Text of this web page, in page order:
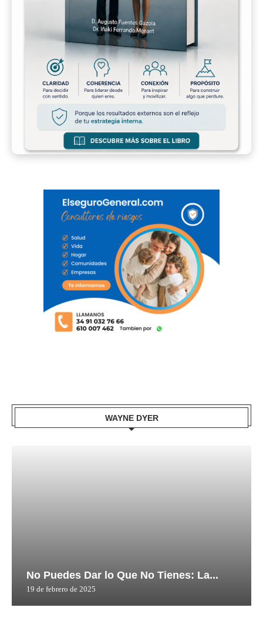
WAYNE DYER
No Puedes Dar lo Que No Tienes: La...
19 de febrero de 2025